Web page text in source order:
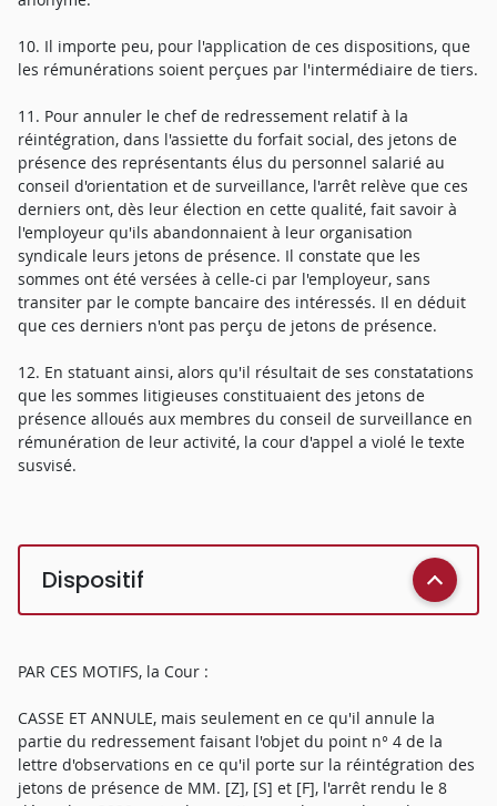
10. Il importe peu, pour l'application de ces dispositions, que
les rémunérations soient perçues par l'intermédiaire de tiers.
11. Pour annuler le chef de redressement relatif à la
réintégration, dans l'assiette du forfait social, des jetons de
présence des représentants élus du personnel salarié au
conseil d'orientation et de surveillance, l'arrêt relève que ces
derniers ont, dès leur élection en cette qualité, fait savoir à
l'employeur qu'ils abandonnaient à leur organisation
syndicale leurs jetons de présence. Il constate que les
sommes ont été versées à celle-ci par l'employeur, sans
transiter par le compte bancaire des intéressés. Il en déduit
que ces derniers n'ont pas perçu de jetons de présence.
12. En statuant ainsi, alors qu'il résultait de ses constatations
que les sommes litigieuses constituaient des jetons de
présence alloués aux membres du conseil de surveillance en
rémunération de leur activité, la cour d'appel a violé le texte
susvisé.
Dispositif
PAR CES MOTIFS, la Cour :
CASSE ET ANNULE, mais seulement en ce qu'il annule la
partie du redressement faisant l'objet du point n° 4 de la
lettre d'observations en ce qu'il porte sur la réintégration des
jetons de présence de MM. [Z], [S] et [F], l'arrêt rendu le 8